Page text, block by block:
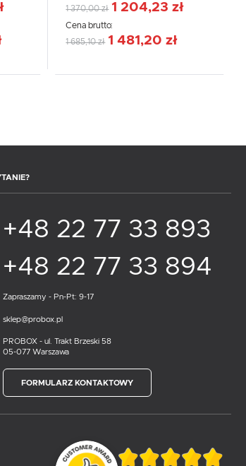
1 370,00 zł 1 204,23 zł
Cena brutto:
1 685,10 zł 1 481,20 zł
+48 22 77 33 893
+48 22 77 33 894
Zapraszamy - Pn-Pt: 9-17
sklep@probox.pl
PROBOX - ul. Trakt Brzeski 58
05-077 Warszawa
FORMULARZ KONTAKTOWY